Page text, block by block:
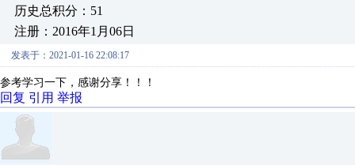
历史总积分：51
注册：2016年1月06日
发表于：2021-01-16 22:08:17
参考学习一下，感谢分享！！！
回复 引用 举报